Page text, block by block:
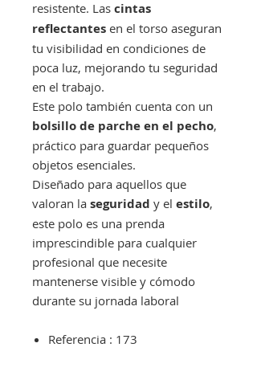
resistente. Las cintas
reflectantes en el torso aseguran
tu visibilidad en condiciones de
poca luz, mejorando tu seguridad
en el trabajo.
Este polo también cuenta con un
bolsillo de parche en el pecho,
práctico para guardar pequeños
objetos esenciales.
Diseñado para aquellos que
valoran la seguridad y el estilo,
este polo es una prenda
imprescindible para cualquier
profesional que necesite
mantenerse visible y cómodo
durante su jornada laboral
Referencia : 173